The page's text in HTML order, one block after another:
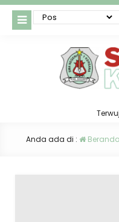
Anda ada di : Beranda